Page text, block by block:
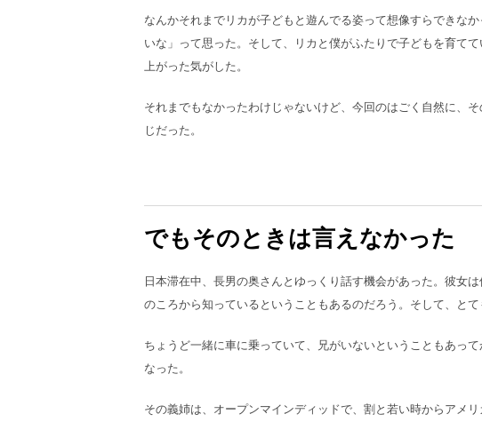
なんかそれまでリカが子どもと遊んでる姿って想像すらできな
いな」って思った。そして、リカと僕がふたりで子どもを育て
上がった気がした。
それまでもなかったわけじゃないけど、今回のはごく自然に、
じだった。
でもそのときは言えなかった
日本滞在中、長男の奥さんとゆっくり話す機会があった。彼女
のころから知っているということもあるのだろう。そして、とて
ちょうど一緒に車に乗っていて、兄がいないということもあっ
なった。
その義姉は、オープンマインディッドで、割と若い時からアメ